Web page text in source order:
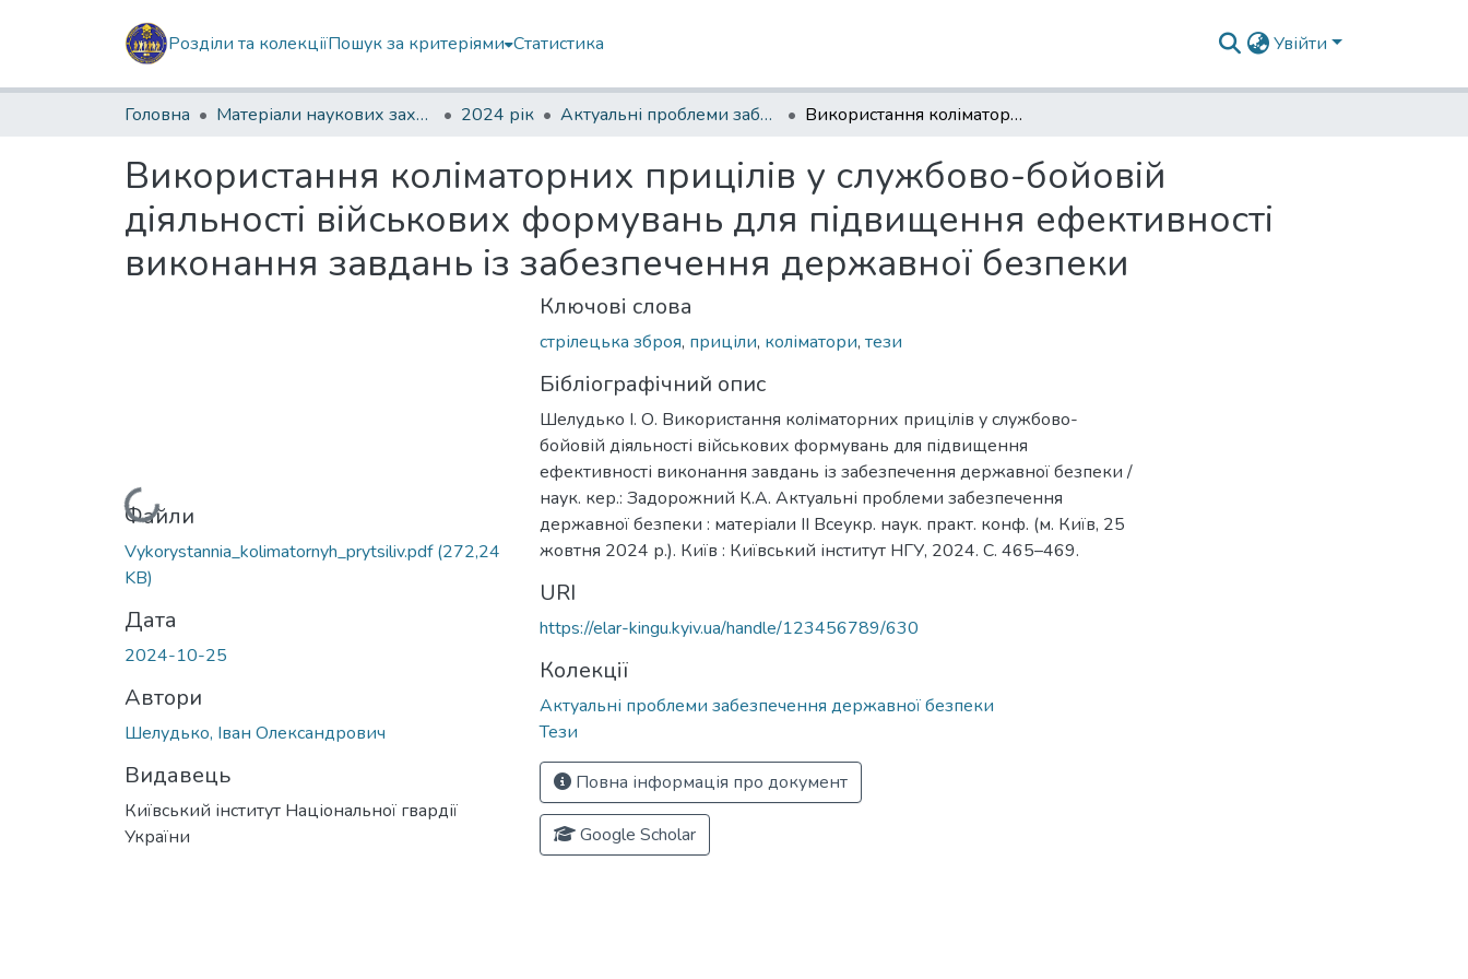
Розділи та колекціїПошук за критеріями Статистика Увійти
Головна Матеріали наукових заходів 2024 рік Актуальні проблеми забезпечення державної безпеки Використання коліматорних прицілів у службово-бойовій діяльності військових формувань для підвищення ефективності виконання завдань із забезпечення державної безпеки
Використання коліматорних прицілів у службово-бойовій
діяльності військових формувань для підвищення ефективності
виконання завдань із забезпечення державної безпеки
Вантажиться...
Файли
Vykorystannia_kolimatornyh_prytsiliv.pdf(272,24
KB)
Дата
2024-10-25
Автори
Шелудько, Іван Олександрович
Видавець
Київський інститут Національної гвардії
України
Ключові слова
стрілецька зброя, приціли, коліматори, тези
Бібліографічний опис
Шелудько І. О. Використання коліматорних прицілів у службово-
бойовій діяльності військових формувань для підвищення
ефективності виконання завдань із забезпечення державної безпеки /
наук. кер.: Задорожний К.А. Актуальні проблеми забезпечення
державної безпеки : матеріали ІІ Всеукр. наук. практ. конф. (м. Київ, 25
жовтня 2024 р.). Київ : Київський інститут НГУ, 2024. С. 465–469.
URI
https://elar-kingu.kyiv.ua/handle/123456789/630
Колекції
Актуальні проблеми забезпечення державної безпеки
Тези
Повна інформація про документ
Google Scholar